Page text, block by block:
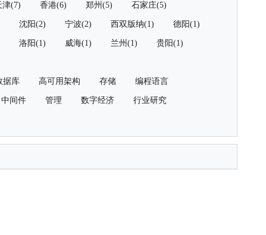
津(7) 香港(6) 郑州(5) 石家庄(5)
沈阳(2) 宁波(2) 西双版纳(1) 德阳(1)
洛阳(1) 威海(1) 兰州(1) 贵阳(1)
据库 高可用架构 存储 编程语言
中间件 管理 数字经济 行业研究